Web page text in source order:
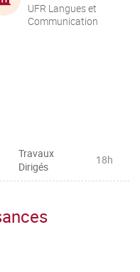
UFR Langues et
Communication
Travaux
Dirigés
18h